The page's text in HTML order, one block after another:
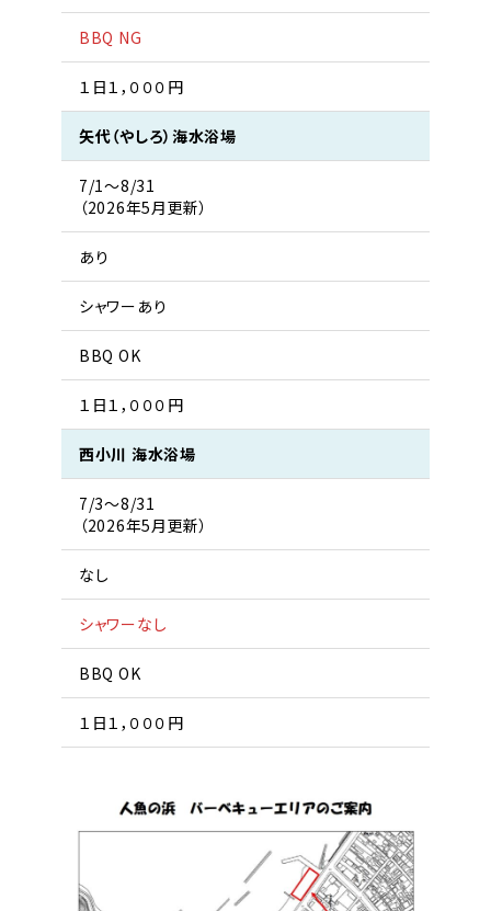
BBQ NG
１日１，０００円
矢代（やしろ）海水浴場
7/1〜8/31
（2026年5月更新）
あり
シャワーあり
BBQ OK
１日１，０００円
西小川 海水浴場
7/3〜8/31
（2026年5月更新）
なし
シャワーなし
BBQ OK
１日１，０００円